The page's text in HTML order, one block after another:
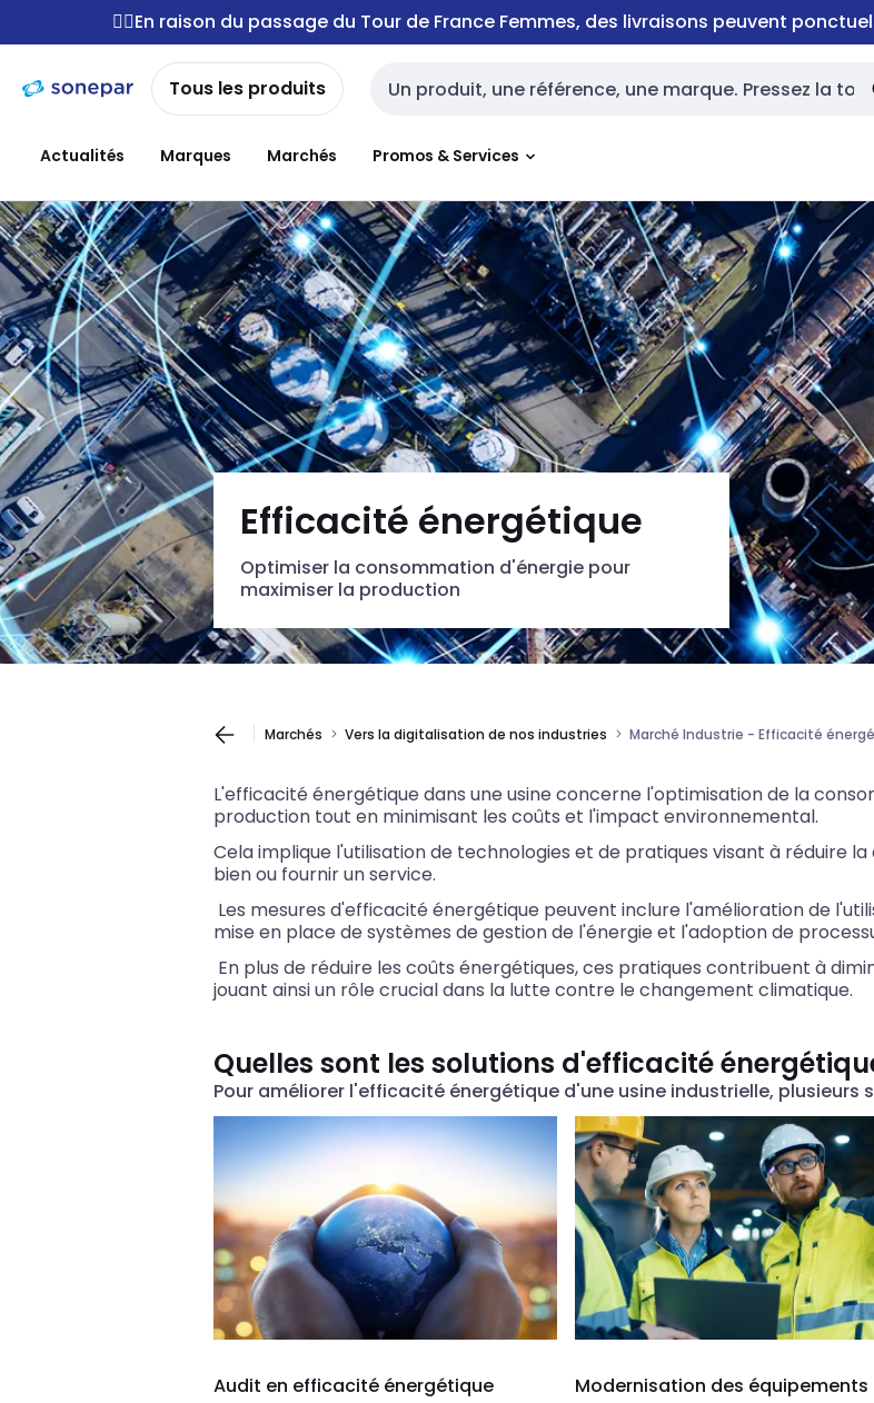
navigation
Passer
au
contenu
🚴‍♂️En raison du passage du Tour de France Femmes, des livraisons peuvent
Tous les produits Entrée de recherche
Actualités Marques Marchés Promos & Services
Efficacité énergétique
Optimiser la consommation d'énergie pour
maximiser la production
Marchés Vers la digitalisation de nos industries Marché Industrie - Efficacité
L'efficacité énergétique dans une usine concerne l'optimisation de la
production tout en minimisant les coûts et l'impact environnemental.
Cela implique l'utilisation de technologies et de pratiques visant à réduire
bien ou fournir un service.
Les mesures d'efficacité énergétique peuvent inclure l'amélioration de
mise en place de systèmes de gestion de l'énergie et l'adoption de
En plus de réduire les coûts énergétiques, ces pratiques contribuent à
jouant ainsi un rôle crucial dans la lutte contre le changement climatique.
Quelles sont les solutions d'efficacité
Pour améliorer l'efficacité énergétique d'une usine industrielle,
Audit en efficacité énergétique
Modernisation des équipements